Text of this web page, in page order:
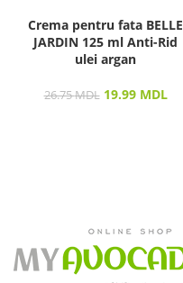
Crema pentru fata BELLE
JARDIN 125 ml Anti-Rid
ulei argan
26.75MDL 19.99 MDL